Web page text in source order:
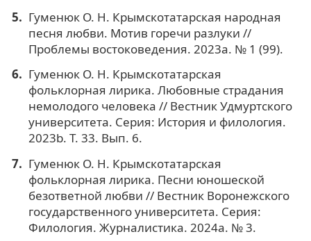
Гуменюк О. Н. Крымскотатарская народная
песня любви. Мотив горечи разлуки //
Проблемы востоковедения. 2023a. № 1 (99).
Гуменюк О. Н. Крымскотатарская
фольклорная лирика. Любовные страдания
немолодого человека // Вестник Удмуртского
университета. Серия: История и филология.
2023b. Т. 33. Вып. 6.
Гуменюк О. Н. Крымскотатарская
фольклорная лирика. Песни юношеской
безответной любви // Вестник Воронежского
государственного университета. Серия:
Филология. Журналистика. 2024а. № 3.